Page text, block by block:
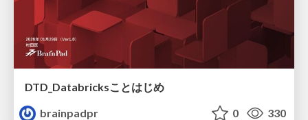
DTD_Databricksことはじめ
brainpadpr
0 330